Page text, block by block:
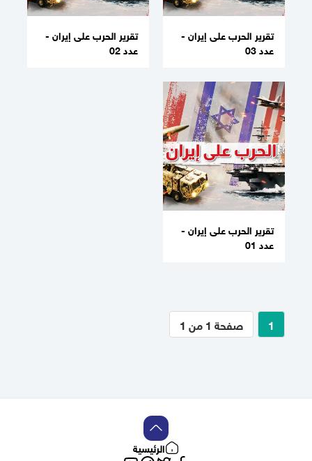
تقرير الحرب على إيران -
عدد 03
تقرير الحرب على إيران -
عدد 02
تقرير الحرب على إيران -
عدد 01
1 صفحة 1 من 1
الرئيسية